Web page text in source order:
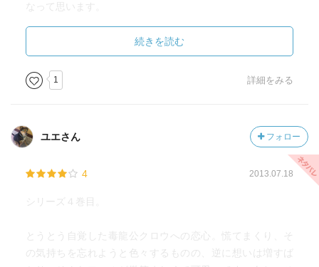
なって思います。
クロウが正々堂々とフェルを妻にすることができる日はい
つになるのかな。次巻も楽しみです。
続きを読む
1 詳細をみる
ユエさん フォロー
4 2013.07.18
シリーズ４巻目。
とうとう自覚した毒龍公クロウへの恋心。慌てまくり、そ
の気持ちを忘れようと色々するものの、逆に想いは増すば